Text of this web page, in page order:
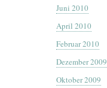
Juni 2010
April 2010
Februar 2010
Dezember 2009
Oktober 2009